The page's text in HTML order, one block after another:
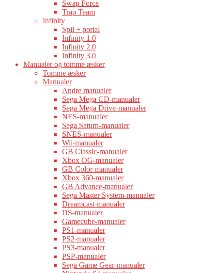
Swap Force
Trap Team
Infinity
Spil + portal
Infinity 1.0
Infinity 2.0
Infinity 3.0
Manualer og tomme æsker
Tomme æsker
Manualer
Andre manualer
Sega Mega CD-manualer
Sega Mega Drive-manualer
NES-manualer
Sega Saturn-manualer
SNES-manualer
Wii-manualer
GB Classic-manualer
Xbox OG-manualer
GB Color-manualer
Xbox 360-manualer
GB Advance-manualer
Sega Master System-manualer
Dreamcast-manualer
DS-manualer
Gamecube-manualer
PS1-manualer
PS2-manualer
PS3-manualer
PSP-manualer
Sega Game Gear-manualer